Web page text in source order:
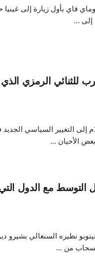
فاي بأول زيارة إلى
إلى ...
للثنائي الرمزي
الأحيان ...
التوسط مع الدول
نظيره السنغالي بشيرو
من ...